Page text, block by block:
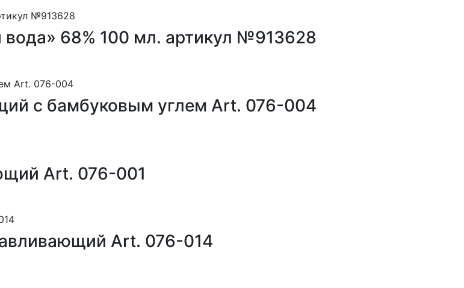
68% 100 мл. артикул №913628
с бамбуковым углем Art. 076-004
Art. 076-001
Art. 076-014